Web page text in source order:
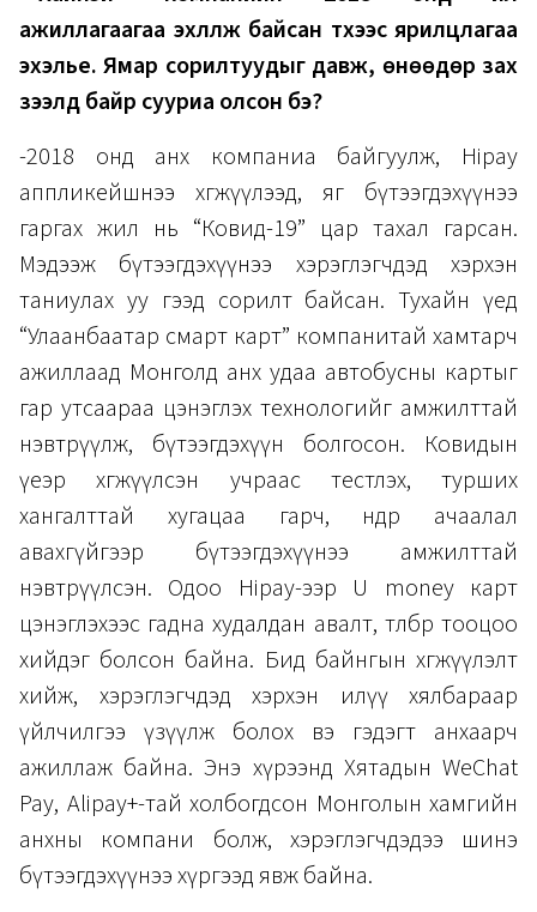
ажиллагаагаа эхлүүлж байсан түүхээс ярилцлагаа
эхэлье. Ямар сорилтуудыг давж, өнөөдөр зах
зээлд байр сууриа олсон бэ?
-2018 онд анх компаниа байгуулж, Hipay
аппликейшнээ хөгжүүлээд, яг бүтээгдэхүүнээ
гаргах жил нь “Ковид-19” цар тахал гарсан.
Мэдээж бүтээгдэхүүнээ хэрэглэгчдэд хэрхэн
таниулах уу гээд сорилт байсан. Тухайн үед
“Улаанбаатар смарт карт” компанитай хамтарч
ажиллаад Монголд анх удаа автобусны картыг
гар утсаараа цэнэглэх технологийг амжилттай
нэвтрүүлж, бүтээгдэхүүн болгосон. Ковидын
үеэр хөгжүүлсэн учраас тестлэх, турших
хангалттай хугацаа гарч, өндөр ачаалал
авахгүйгээр бүтээгдэхүүнээ амжилттай
нэвтрүүлсэн. Одоо Hipay-ээр U money карт
цэнэглэхээс гадна худалдан авалт, төлбөр тооцоо
хийдэг болсон байна. Бид байнгын хөгжүүлэлт
хийж, хэрэглэгчдэд хэрхэн илүү хялбараар
үйлчилгээ үзүүлж болох вэ гэдэгт анхаарч
ажиллаж байна. Энэ хүрээнд Хятадын WeChat
Pay, Alipay+-тай холбогдсон Монголын хамгийн
анхны компани болж, хэрэглэгчдэдээ шинэ
бүтээгдэхүүнээ хүргээд явж байна.